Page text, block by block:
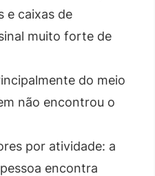
e caixas de
muito forte de
do meio
não encontrou o
por atividade: a
encontra